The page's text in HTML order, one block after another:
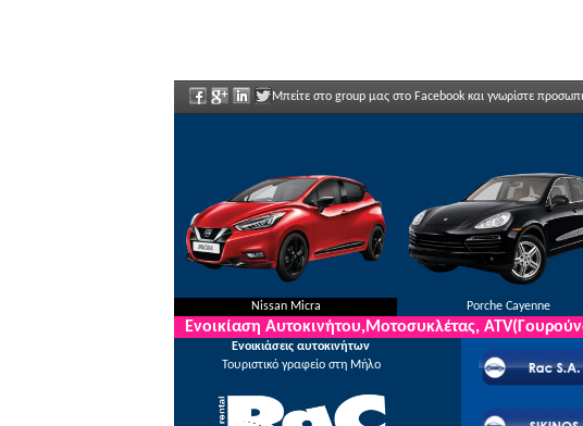
Μπείτε στο group μας στο Facebook και γνωρίστε
Nissan Micra Porche Cayenne
Ενοικίαση Αυτοκινήτου,Μοτοσυκλέτας,
Ενοικιάσεις αυτοκινήτων
Τουριστικό γραφείο στη Μήλο